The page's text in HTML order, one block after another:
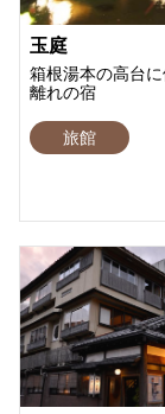
玉庭
箱根湯本の高台
離れの宿
旅館